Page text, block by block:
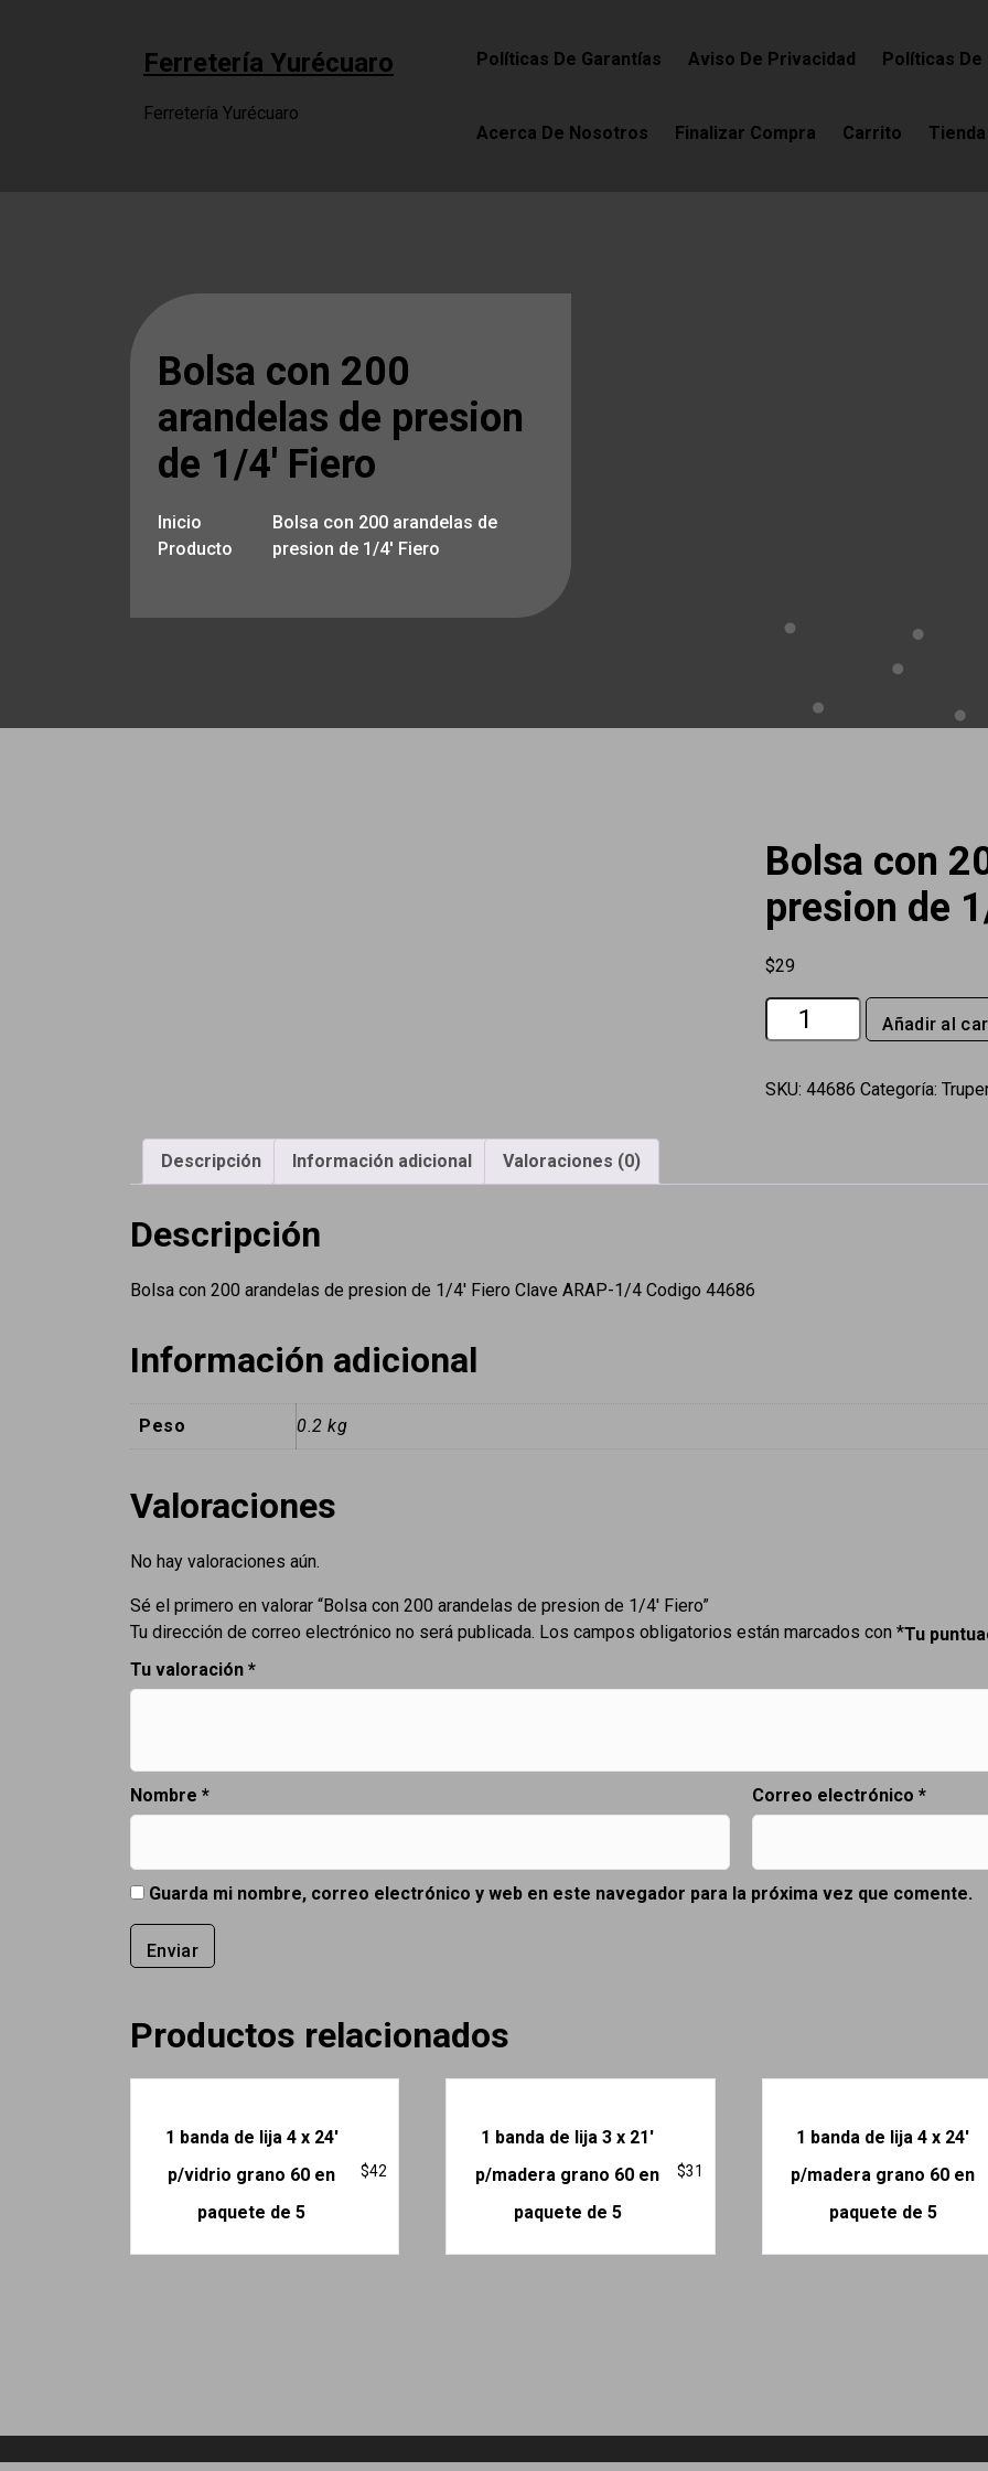
Ferretería Yurécuaro
Ferretería Yurécuaro
Políticas De Garantías Aviso De Privacidad Políticas De
Acerca De Nosotros Finalizar Compra Carrito
Bolsa con 200
arandelas de presion
de 1/4′ Fiero
Inicio
Producto
Bolsa con 200 arandelas de
presion de 1/4′ Fiero
Bolsa con
presion de
$29
Bolsa
con
arandelas
Añadir al
SKU:44686 Categoría:
Descripción Información adicional Valoraciones (0)
Descripción
Bolsa con 200 arandelas de presion de 1/4′ Fiero Clave ARAP-1/4 Codigo 44686
Información adicional
Peso 0.2 kg
Valoraciones
No hay valoraciones aún.
Sé el primero en valorar “Bolsa con 200 arandelas de presion de 1/4′ Fiero”
Tu dirección de correo electrónico no será publicada. Los campos obligatorios están marcados con *Tu
Tu valoración *
Nombre * Correo electrónico *
Guarda mi nombre, correo electrónico y web en este navegador para la próxima vez que comente.
Productos relacionados
1 banda de lija 4 x 24′
p/vidrio grano 60 en
paquete de 5
$42
1 banda de lija 3 x 21′
p/madera grano 60 en
paquete de 5
$31
1 banda de lija 4 x 24′
p/madera grano 60 en
paquete de 5